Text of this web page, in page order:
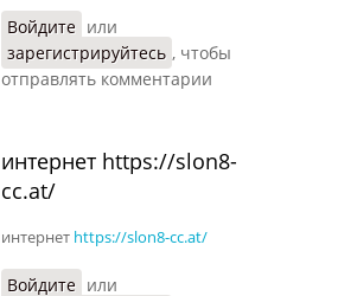
Войдите или
зарегистрируйтесь , чтобы
отправлять комментарии
интернет https://slon8-
cc.at/
интернет https://slon8-cc.at/
Войдите или